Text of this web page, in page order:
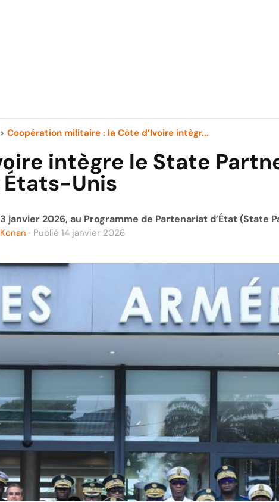
Coopération militaire : la Côte d’Ivoire intègr...
intègre le State
États-Unis
janvier 2026, au Programme de Partenariat d’État (State
- Publié 14 janvier 2026